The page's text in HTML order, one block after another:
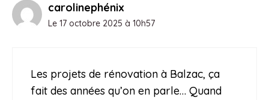
carolinephénix
Le 17 octobre 2025 à 10h57
Les projets de rénovation à Balzac, ça
fait des années qu’on en parle… Quand